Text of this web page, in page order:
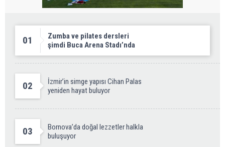
01
Zumba ve pilates dersleri
şimdi Buca Arena Stadı’nda
02
İzmir’in simge yapısı Cihan Palas
yeniden hayat buluyor
03
Bornova’da doğal lezzetler halkla
buluşuyor